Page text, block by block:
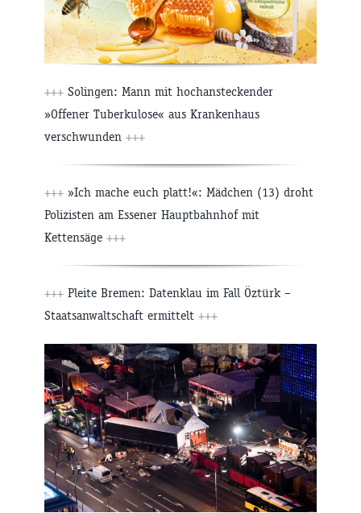
+++ Solingen: Mann mit hochansteckender
»Offener Tuberkulose« aus Krankenhaus
verschwunden +++
+++ »Ich mache euch platt!«: Mädchen (13) droht
Polizisten am Essener Hauptbahnhof mit
Kettensäge +++
+++ Pleite Bremen: Datenklau im Fall Öztürk –
Staatsanwaltschaft ermittelt +++